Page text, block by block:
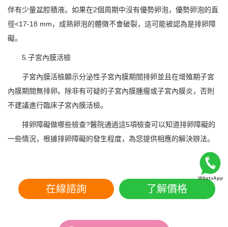
伴有少量盆腔積液。如果在2個周期中沒有優勢卵泡，優勢卵泡的直
徑<17-18 mm，成熟卵泡的體徵不會破裂，這可能被認為是排卵障
礙。
5.子宮內膜活檢
子宮內膜活檢顯示分泌性子宮內膜期間排卵並且在增殖期子宮
內膜期間無排卵。除非有可疑的子宮內膜腫瘤或子宮內膜炎，否則
不建議進行臨床子宮內膜活檢。
排卵障礙做哪些檢查?醫院通過這5項檢查可以知道排卵障礙的
一些情況，根據排卵障礙的發生程度，為您提供相應的解決辦法。
在線諮詢 了解價格